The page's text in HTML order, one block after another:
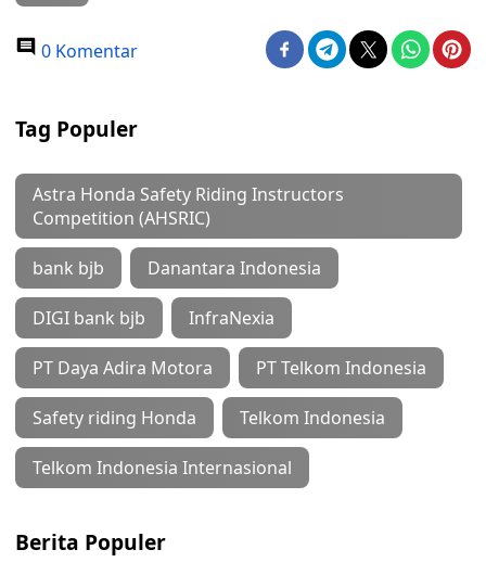
0 Komentar
Tag Populer
Astra Honda Safety Riding Instructors
Competition (AHSRIC)
bank bjb Danantara Indonesia
DIGI bank bjb InfraNexia
PT Daya Adira Motora PT Telkom Indonesia
Safety riding Honda Telkom Indonesia
Telkom Indonesia Internasional
Berita Populer